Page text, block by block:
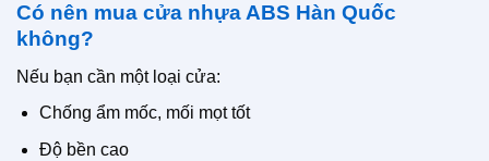
Có nên mua cửa nhựa ABS Hàn Quốc
không?
Nếu bạn cần một loại cửa:
Chống ẩm mốc, mối mọt tốt
Độ bền cao